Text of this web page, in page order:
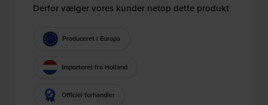
Derfor vælger vores kunder netop dette produkt
Produceret i Europa
Importeret fra Holland
Officiel forhandler